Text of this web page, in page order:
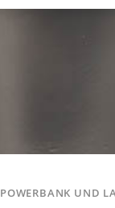
POWERBANK UND